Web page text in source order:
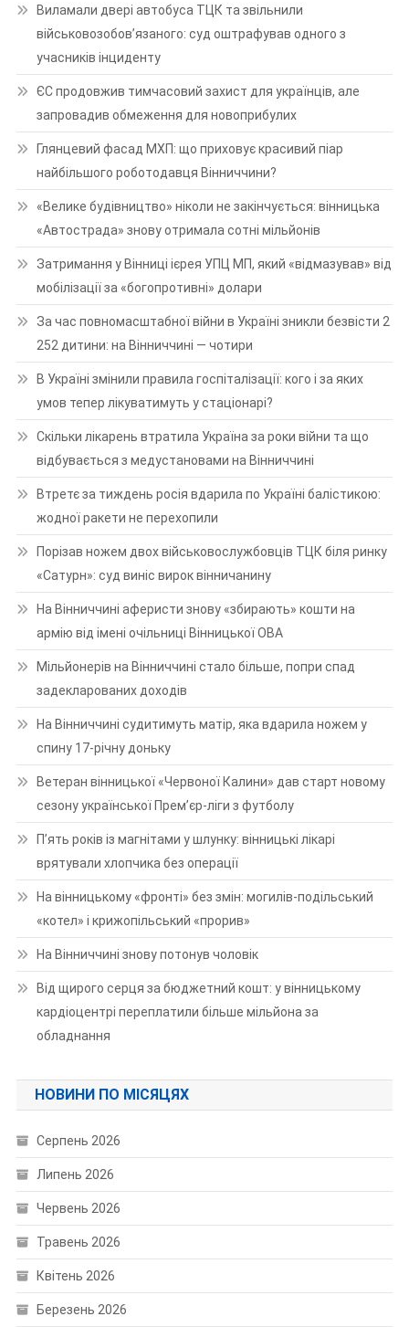
Виламали двері автобуса ТЦК та звільнили
військовозобов’язаного: суд оштрафував одного з
учасників інциденту
ЄС продовжив тимчасовий захист для українців, але
запровадив обмеження для новоприбулих
Глянцевий фасад МХП: що приховує красивий піар
найбільшого роботодавця Вінниччини?
«Велике будівництво» ніколи не закінчується: вінницька
«Автострада» знову отримала сотні мільйонів
Затримання у Вінниці ієрея УПЦ МП, який «відмазував» від
мобілізації за «богопротивні» долари
За час повномасштабної війни в Україні зникли безвісти 2
252 дитини: на Вінниччині — чотири
В Україні змінили правила госпіталізації: кого і за яких
умов тепер лікуватимуть у стаціонарі?
Скільки лікарень втратила Україна за роки війни та що
відбувається з медустановами на Вінниччині
Втретє за тиждень росія вдарила по Україні балістикою:
жодної ракети не перехопили
Порізав ножем двох військовослужбовців ТЦК біля ринку
«Сатурн»: суд виніс вирок вінничанину
На Вінниччині аферисти знову «збирають» кошти на
армію від імені очільниці Вінницької ОВА
Мільйонерів на Вінниччині стало більше, попри спад
задекларованих доходів
На Вінниччині судитимуть матір, яка вдарила ножем у
спину 17-річну доньку
Ветеран вінницької «Червоної Калини» дав старт новому
сезону української Прем’єр-ліги з футболу
П’ять років із магнітами у шлунку: вінницькі лікарі
врятували хлопчика без операції
На вінницькому «фронті» без змін: могилів-подільський
«котел» і крижопільський «прорив»
На Вінниччині знову потонув чоловік
Від щирого серця за бюджетний кошт: у вінницькому
кардіоцентрі переплатили більше мільйона за
обладнання
НОВИНИ ПО МІСЯЦЯХ
Серпень 2026
Липень 2026
Червень 2026
Травень 2026
Квітень 2026
Березень 2026